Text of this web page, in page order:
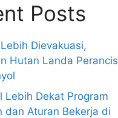
Posts
Dievakuasi,
Hutan Landa Perancis
Lebih Dekat Program
dan Aturan Bekerja di